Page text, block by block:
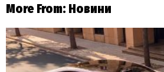
More From: Новини